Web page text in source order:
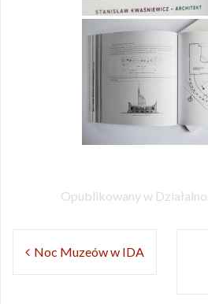
Opublikowany w
wpisu
Noc Muzeów w IDA